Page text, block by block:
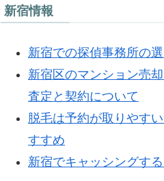
新宿情報
新宿での探偵事務所の
新宿区のマンション売
査定と契約について
脱毛は予約が取りやす
すすめ
新宿でキャッシングす